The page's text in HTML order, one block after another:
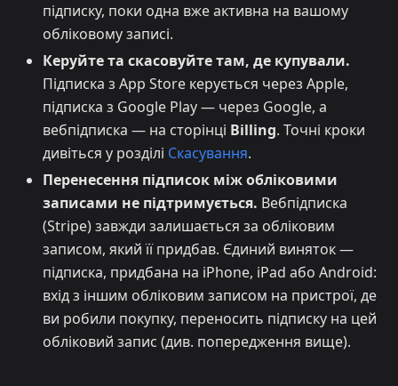
підписку, поки одна вже активна на вашому
обліковому записі.
Керуйте та скасовуйте там, де купували.
Підписка з App Store керується через Apple,
підписка з Google Play — через Google, а
вебпідписка — на сторінці Billing. Точні кроки
дивіться у розділі Скасування.
Перенесення підписок між обліковими
записами не підтримується. Вебпідписка
(Stripe) завжди залишається за обліковим
записом, який її придбав. Єдиний виняток —
підписка, придбана на iPhone, iPad або Android:
вхід з іншим обліковим записом на пристрої, де
ви робили покупку, переносить підписку на цей
обліковий запис (див. попередження вище).